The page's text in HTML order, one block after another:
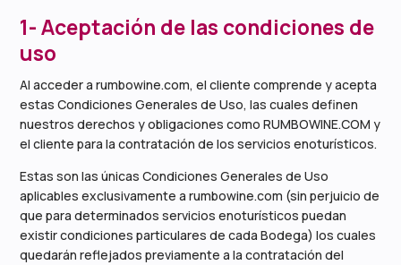
1- Aceptación de las condiciones de
uso
Al acceder a rumbowine.com, el cliente comprende y acepta
estas Condiciones Generales de Uso, las cuales definen
nuestros derechos y obligaciones como RUMBOWINE.COM y
el cliente para la contratación de los servicios enoturísticos.
Estas son las únicas Condiciones Generales de Uso
aplicables exclusivamente a rumbowine.com (sin perjuicio de
que para determinados servicios enoturísticos puedan
existir condiciones particulares de cada Bodega) los cuales
quedarán reflejados previamente a la contratación del